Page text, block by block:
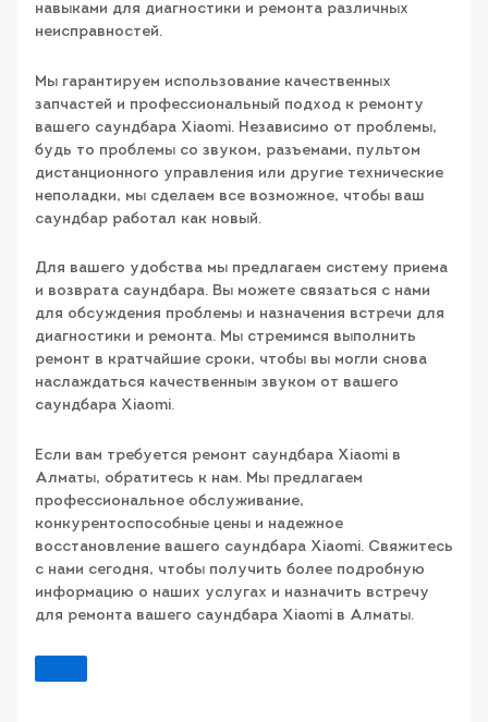
навыками для диагностики и ремонта различных
неисправностей.
Мы гарантируем использование качественных
запчастей и профессиональный подход к ремонту
вашего саундбара Xiaomi. Независимо от проблемы,
будь то проблемы со звуком, разъемами, пультом
дистанционного управления или другие технические
неполадки, мы сделаем все возможное, чтобы ваш
саундбар работал как новый.
Для вашего удобства мы предлагаем систему приема
и возврата саундбара. Вы можете связаться с нами
для обсуждения проблемы и назначения встречи для
диагностики и ремонта. Мы стремимся выполнить
ремонт в кратчайшие сроки, чтобы вы могли снова
наслаждаться качественным звуком от вашего
саундбара Xiaomi.
Если вам требуется ремонт саундбара Xiaomi в
Алматы, обратитесь к нам. Мы предлагаем
профессиональное обслуживание,
конкурентоспособные цены и надежное
восстановление вашего саундбара Xiaomi. Свяжитесь
с нами сегодня, чтобы получить более подробную
информацию о наших услугах и назначить встречу
для ремонта вашего саундбара Xiaomi в Алматы.